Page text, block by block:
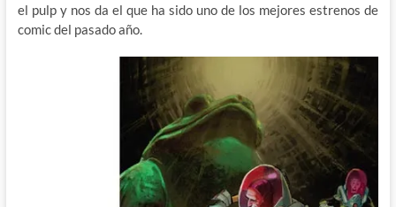
el pulp y nos da el que ha sido uno de los mejores estrenos de
comic del pasado año.